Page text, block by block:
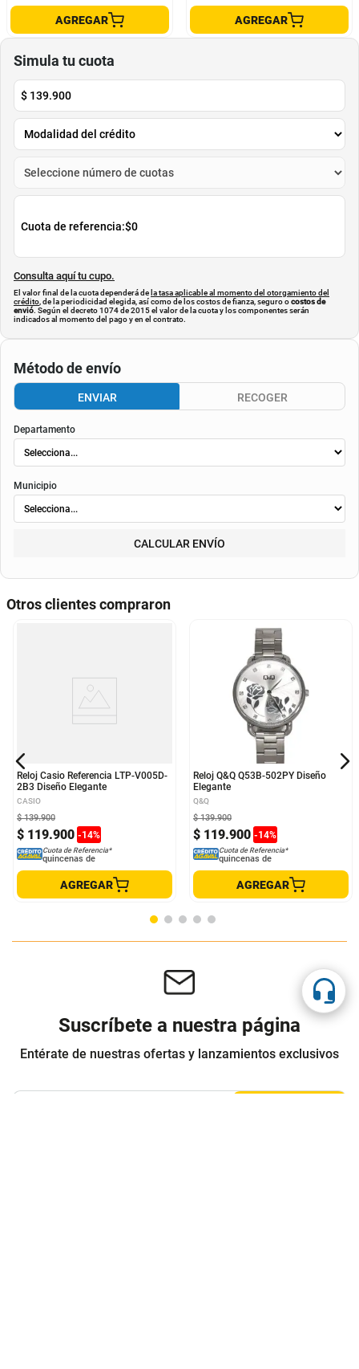
AGREGAR AGREGAR
Simula tu cuota
$ 139.900
Cuota de referencia:$0
Consulta aquí tu cupo.
El valor final de la cuota dependerá de la tasa aplicable al momento del otorgamiento del
crédito , de la periodicidad elegida, así como de los costos de fianza, seguro ocostos de
envió. Según el decreto 1074 de 2015 el valor de la cuota y los componentes serán
indicados al momento del pago y en el contrato.
Método de envío
ENVIAR RECOGER
Departamento
Municipio
CALCULAR ENVÍO
Otros clientes compraron
Reloj Casio Referencia LTP-V005D-
2B3 Diseño Elegante
CASIO
$ 119.900 -14%
$ 139.900
Cuota de Referencia*
quincenas de
AGREGAR
Reloj Q&Q Q53B-502PY Diseño
Elegante
Q&Q
$ 119.900 -14%
$ 139.900
Cuota de Referencia*
quincenas de
AGREGAR
Suscríbete a nuestra página
Entérate de nuestras ofertas y lanzamientos exclusivos